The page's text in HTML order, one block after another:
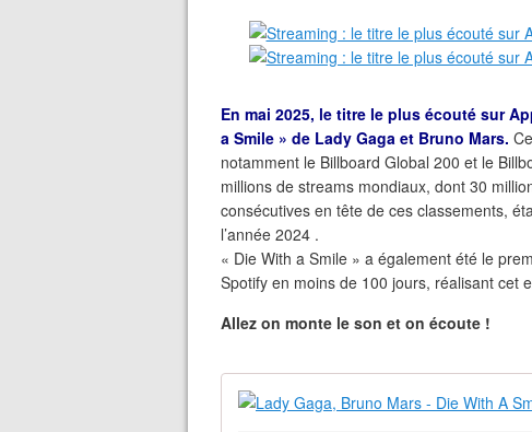
En mai 2025, le titre le plus écouté sur
a Smile » de Lady Gaga et Bruno Mars.
notamment le Billboard Global 200 et le
millions de streams mondiaux, dont 30
consécutives en tête de ces classements,
l’année 2024 .
« Die With a Smile » a également été le
Spotify en moins de 100 jours, réalisant cet
Allez on monte le son et on écoute !